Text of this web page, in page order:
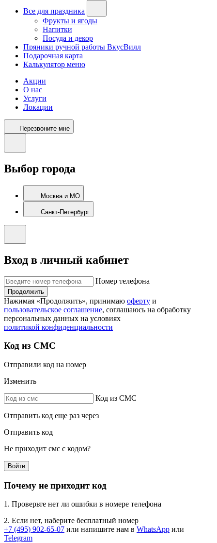
Все для праздника
Фрукты и ягоды
Напитки
Посуда и декор
Пряники ручной работы ВкусВилл
Подарочная карта
Калькулятор меню
Акции
О нас
Услуги
Локации
Перезвоните мне
Выбор города
Москва и МО
Санкт-Петербург
Вход в личный кабинет
Номер телефона
Продолжить
Нажимая «Продолжить», принимаю оферту и
пользовательское соглашение, соглашаюсь на обработку
персональных данных на условиях
политикой конфиденциальности
Код из СМС
Отправили код на номер
Изменить
Код из СМС
Отправить код еще раз через
Отправить код
Не приходит смс с кодом?
Войти
Почему не приходит код
1. Проверьте нет ли ошибки в номере телефона
2. Если нет, наберите бесплатный номер
+7 (495) 902-65-07 или напишите нам в WhatsApp или
Telegram